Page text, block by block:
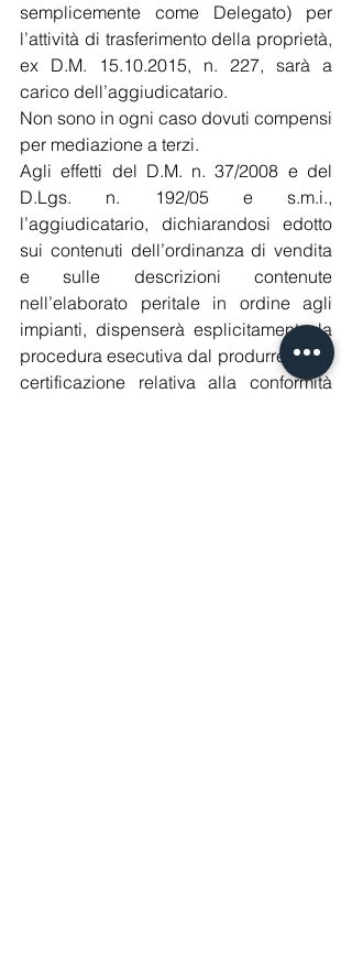
semplicemente come Delegato) per
l’attività di trasferimento della proprietà,
ex D.M. 15.10.2015, n. 227, sarà a
carico dell’aggiudicatario.
Non sono in ogni caso dovuti compensi
per mediazione a terzi.
Agli effetti del D.M. n. 37/2008 e del
D.Lgs. n. 192/05 e s.m.i.,
l’aggiudicatario, dichiarandosi edotto
sui contenuti dell’ordinanza di vendita
e sulle descrizioni contenute
nell’elaborato peritale in ordine agli
impianti, dispenserà esplicitamente la
procedura esecutiva dal produrre sia la
certificazione relativa alla conformità